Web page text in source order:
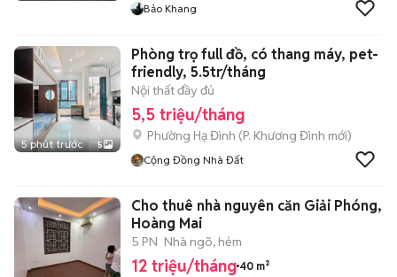
Bảo Khang
5 phút trước 5
Phòng trọ full đồ, có thang máy, pet-
friendly, 5.5tr/tháng
Nội thất đầy đủ
5,5 triệu/tháng
Phường Hạ Đình (P. Khương Đình mới)
Cộng Đồng Nhà Đất
Cho thuê nhà nguyên căn Giải Phóng,
Hoàng Mai
5 PN Nhà ngõ, hẻm
12 triệu/tháng 40 m²